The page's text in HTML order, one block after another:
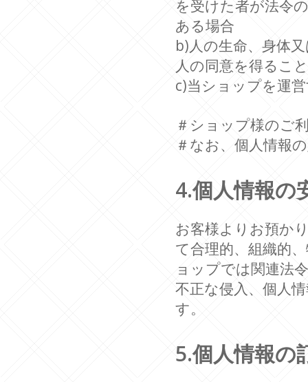
を受けた者が法令
ある場合
b)人の生命、身体
人の同意を得るこ
c)当ショップを運
＃ショップ様のご
＃なお、個人情報
4.個人情報の
お客様よりお預か
て合理的、組織的
ョップでは関連法
不正な侵入、個人
す。
5.個人情報の